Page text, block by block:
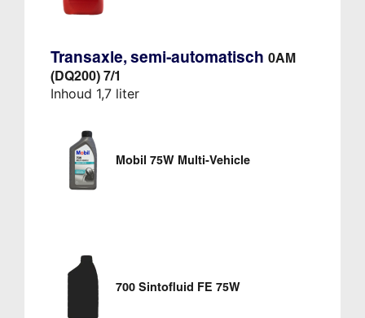
Transaxle, semi-automatisch 0AM
(DQ200) 7/1
Inhoud 1,7 liter
Mobil 75W Multi-Vehicle
700 Sintofluid FE 75W